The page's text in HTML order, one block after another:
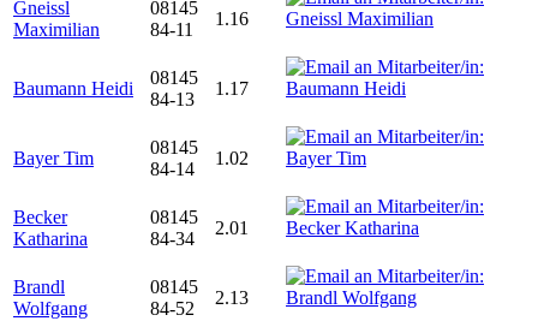
Gneissl
Maximilian
08145
84-11
1.16
Baumann Heidi
08145
84-13
1.17
Bayer Tim
08145
84-14
1.02
Becker
Katharina
08145
84-34
2.01
Brandl
Wolfgang
08145
84-52
2.13